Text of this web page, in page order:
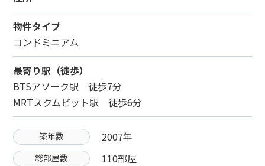
物件タイプ
コンドミニアム
最寄り駅（徒歩）
BTSアソーク駅 徒歩7分
MRTスクムビット駅 徒歩6分
築年数 2007年
総部屋数 110部屋